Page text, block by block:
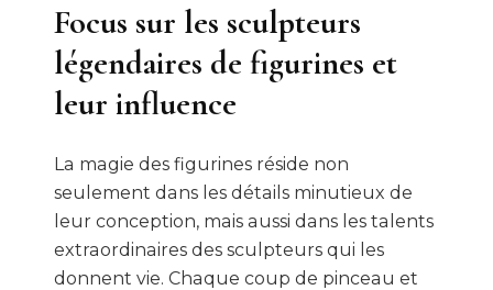
Focus sur les sculpteurs
légendaires de figurines et
leur influence
La magie des figurines réside non
seulement dans les détails minutieux de
leur conception, mais aussi dans les talents
extraordinaires des sculpteurs qui les
donnent vie. Chaque coup de pinceau et